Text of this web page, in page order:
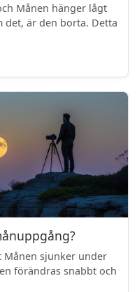
Månen hänger lågt
det, är den borta. Detta
sjunker under
förändras snabbt och